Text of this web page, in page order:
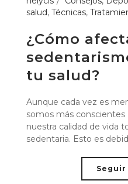
salud, Técnicas,
¿Cómo
tu salud?
Aunque cada vez es
somos más
nuestra calidad de vida
sedentaria. Esto es